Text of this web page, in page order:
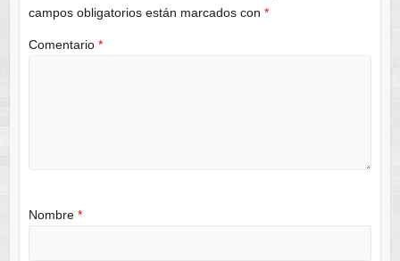
campos obligatorios están marcados con *
Comentario *
Nombre *